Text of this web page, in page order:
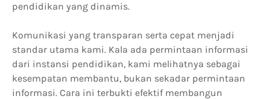
pendidikan yang dinamis.
Komunikasi yang transparan serta cepat menjadi
standar utama kami. Kala ada permintaan informasi
dari instansi pendidikan, kami melihatnya sebagai
kesempatan membantu, bukan sekadar permintaan
informasi. Cara ini terbukti efektif membangun